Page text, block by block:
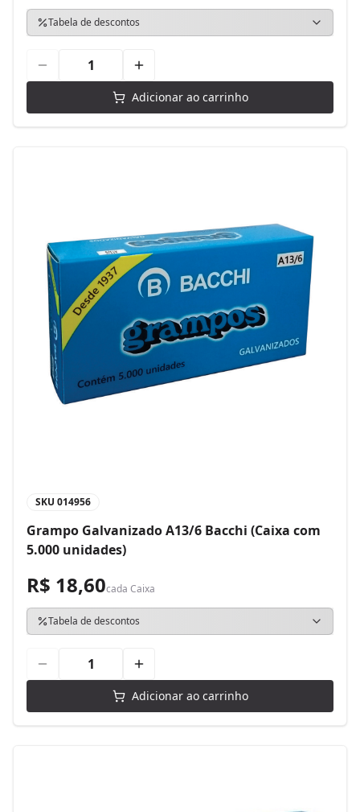
Tabela de descontos
Adicionar ao carrinho
SKU 014956
Grampo Galvanizado A13/6 Bacchi (Caixa com
5.000 unidades)
R$ 18,60cada Caixa
Tabela de descontos
Adicionar ao carrinho